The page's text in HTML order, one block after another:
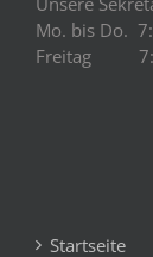
Mo. bis Do.
Freitag
Startseite